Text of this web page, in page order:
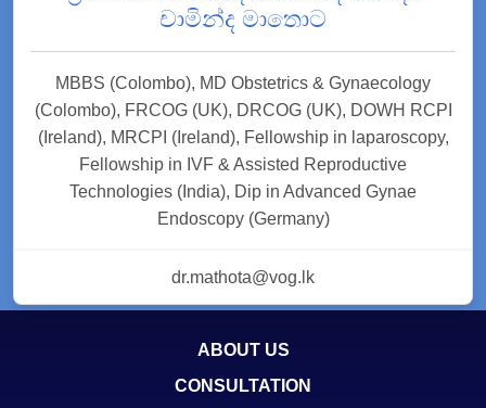
චාමින්ද මාතොට
MBBS (Colombo), MD Obstetrics & Gynaecology
(Colombo), FRCOG (UK), DRCOG (UK), DOWH RCPI
(Ireland), MRCPI (Ireland), Fellowship in laparoscopy,
Fellowship in IVF & Assisted Reproductive
Technologies (India), Dip in Advanced Gynae
Endoscopy (Germany)
dr.mathota@vog.lk
ABOUT US
CONSULTATION